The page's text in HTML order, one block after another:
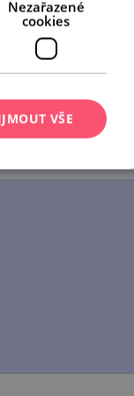
Nezařazené
cookies
VŠE